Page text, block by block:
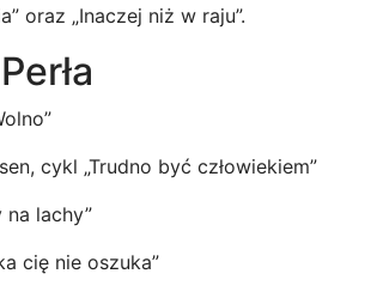
oraz „Inaczej niż w raju”.
cykl „Trudno być człowiekiem”
na lachy”
cię nie oszuka”